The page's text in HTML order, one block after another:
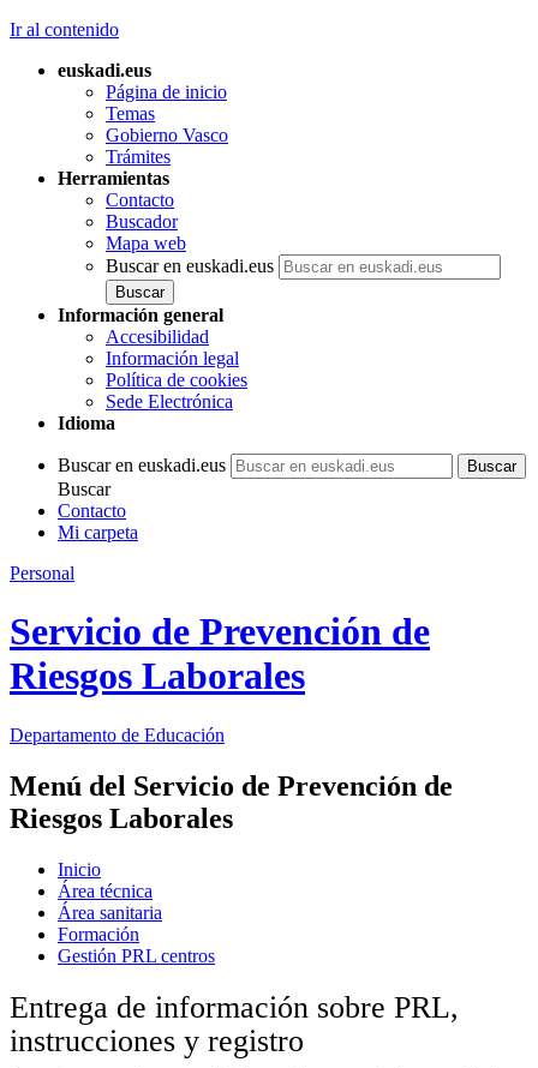
Ir al contenido
euskadi.eus
Página de inicio
Temas
Gobierno Vasco
Trámites
Herramientas
Contacto
Buscador
Mapa web
Buscar en euskadi.eus
Información general
Accesibilidad
Información legal
Política de cookies
Sede Electrónica
Idioma
Buscar en euskadi.eus
Buscar
Contacto
Mi carpeta
Personal
Servicio de Prevención de
Riesgos Laborales
Departamento de Educación
Menú del Servicio de Prevención de
Riesgos Laborales
Inicio
Área técnica
Área sanitaria
Formación
Gestión PRL centros
Entrega de información sobre PRL,
instrucciones y registro